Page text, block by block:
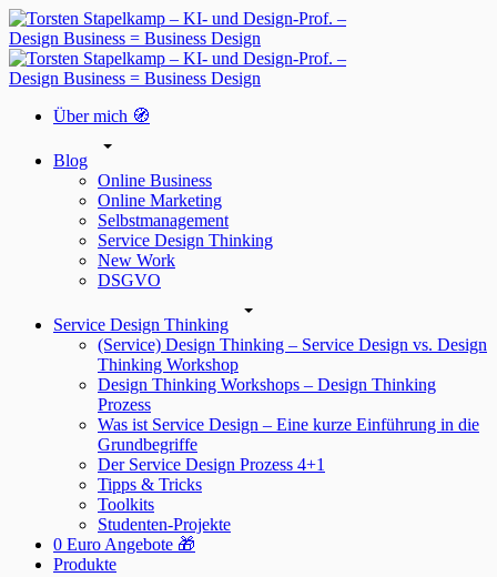
Über mich 🧭
Blog
Online Business
Online Marketing
Selbstmanagement
Service Design Thinking
New Work
DSGVO
Service Design Thinking
(Service) Design Thinking – Service Design vs. Design
Thinking Workshop
Design Thinking Workshops – Design Thinking
Prozess
Was ist Service Design – Eine kurze Einführung in die
Grundbegriffe
Der Service Design Prozess 4+1
Tipps & Tricks
Toolkits
Studenten-Projekte
0 Euro Angebote 🎁
Produkte